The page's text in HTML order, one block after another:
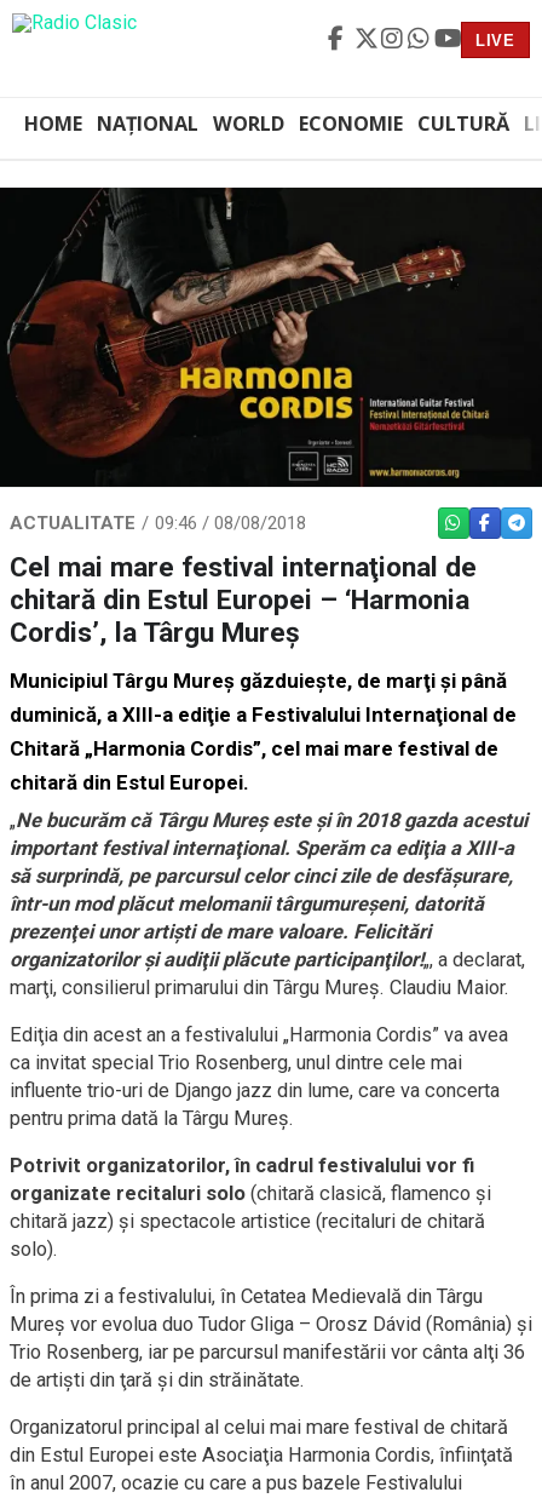
LIVE
HOME NAȚIONAL WORLD ECONOMIE CULTURĂ
ACTUALITATE 09:46 / 08/08/2018 WHATSAPP
Cel mai mare festival internaţional de
chitară din Estul Europei – ‘Harmonia
Cordis’, la Târgu Mureş
Municipiul Târgu Mureş găzduieşte, de marţi şi până
duminică, a XIII-a ediţie a Festivalului Internaţional de
Chitară „Harmonia Cordis”, cel mai mare festival de
chitară din Estul Europei.
„Ne bucurăm că Târgu Mureş este şi în 2018 gazda acestui
important festival internaţional. Sperăm ca ediţia a XIII-a
să surprindă, pe parcursul celor cinci zile de desfăşurare,
într-un mod plăcut melomanii târgumureşeni, datorită
prezenţei unor artişti de mare valoare. Felicitări
organizatorilor şi audiţii plăcute participanţilor!„, a declarat,
marţi, consilierul primarului din Târgu Mureş. Claudiu Maior.
Ediţia din acest an a festivalului „Harmonia Cordis” va avea
ca invitat special Trio Rosenberg, unul dintre cele mai
influente trio-uri de Django jazz din lume, care va concerta
pentru prima dată la Târgu Mureş.
Potrivit organizatorilor, în cadrul festivalului vor fi
organizate recitaluri solo (chitară clasică, flamenco şi
chitară jazz) şi spectacole artistice (recitaluri de chitară
solo).
În prima zi a festivalului, în Cetatea Medievală din Târgu
Mureş vor evolua duo Tudor Gliga – Orosz Dávid (România) şi
Trio Rosenberg, iar pe parcursul manifestării vor cânta alţi 36
de artişti din ţară şi din străinătate.
Organizatorul principal al celui mai mare festival de chitară
din Estul Europei este Asociaţia Harmonia Cordis, înfiinţată
în anul 2007, ocazie cu care a pus bazele Festivalului